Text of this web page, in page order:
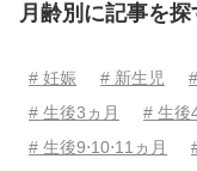
月齢別に記事を探
# 妊娠 # 新生児
# 生後3ヵ月
# 生後
# 生後9⋅10⋅11ヵ月